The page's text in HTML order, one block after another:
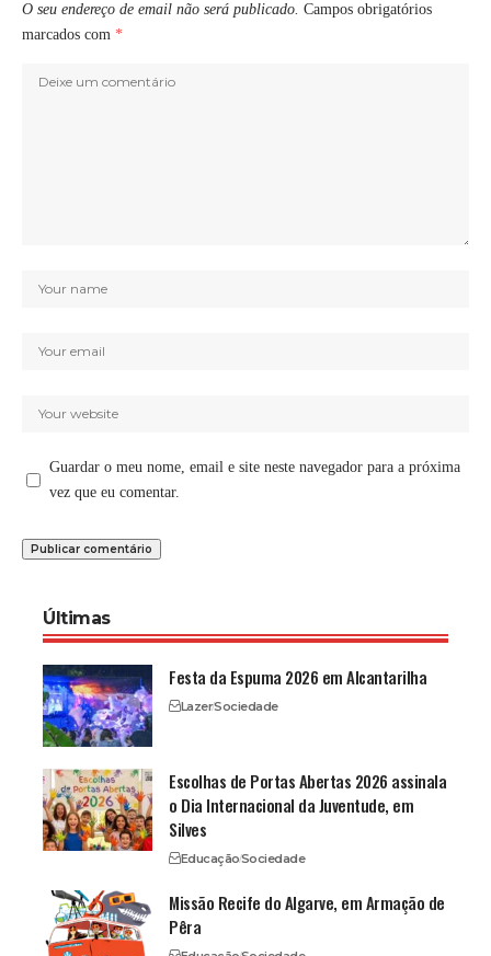
O seu endereço de email não será publicado. Campos obrigatórios
marcados com *
Guardar o meu nome, email e site neste navegador para a próxima
vez que eu comentar.
Últimas
Festa da Espuma 2026 em Alcantarilha
LazerSociedade
Escolhas de Portas Abertas 2026 assinala
o Dia Internacional da Juventude, em
Silves
EducaçãoSociedade
Missão Recife do Algarve, em Armação de
Pêra